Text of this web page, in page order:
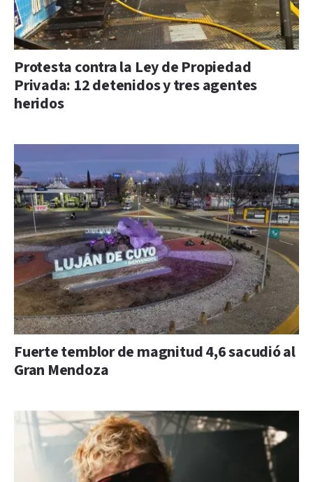
Protesta contra la Ley de Propiedad
Privada: 12 detenidos y tres agentes
heridos
Fuerte temblor de magnitud 4,6 sacudió al
Gran Mendoza